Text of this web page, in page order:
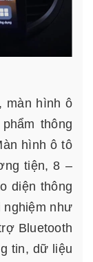
màn hình ô
thông
hình ô tô
tiện, 8 –
diện thông
nghiệm như
Bluetooth
tin, dữ liệu